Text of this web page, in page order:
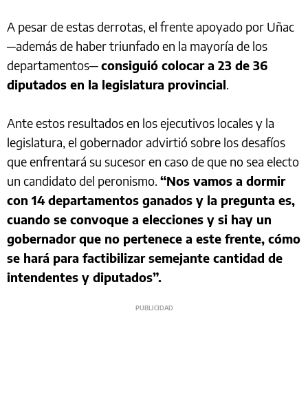
A pesar de estas derrotas, el frente apoyado por Uñac
─además de haber triunfado en la mayoría de los
departamentos─consiguió colocar a 23 de 36
diputados en la legislatura provincial.
Ante estos resultados en los ejecutivos locales y la
legislatura, el gobernador advirtió sobre los desafíos
que enfrentará su sucesor en caso de que no sea electo
un candidato del peronismo. “Nos vamos a dormir
con 14 departamentos ganados y la pregunta es,
cuando se convoque a elecciones y si hay un
gobernador que no pertenece a este frente, cómo
se hará para factibilizar semejante cantidad de
intendentes y diputados”.